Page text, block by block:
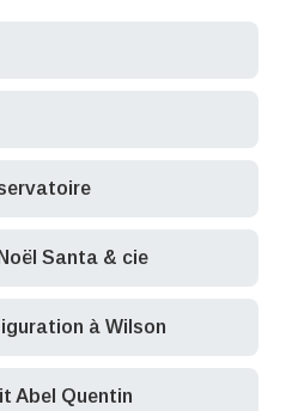
Santa & cie
à Wilson
Abel Quentin